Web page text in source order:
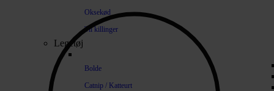
Oksekød
Til killinger
Legetøj
Bolde
Catnip / Katteurt